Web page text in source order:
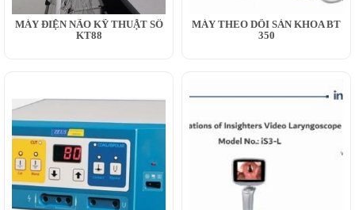
MÁY ĐIỆN NÃO KỸ THUẬT SỐ
KT88
MÁY THEO DÕI SẢN KHOA BT
350